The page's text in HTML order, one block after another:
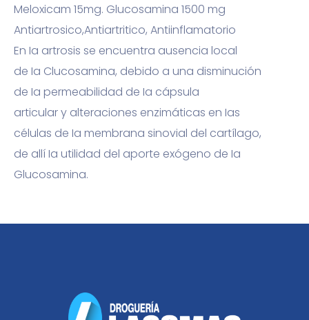
Meloxicam 15mg. Glucosamina 1500 mg
Antiartrosico,Antiartritico, Antiinflamatorio
En Ia artrosis se encuentra ausencia local
de Ia Clucosamina, debido a una disminución
de Ia permeabilidad de Ia cápsula
articular y alteraciones enzimáticas en Ias
células de Ia membrana sinovial del cartílago,
de allí Ia utilidad del aporte exógeno de Ia
Glucosamina.